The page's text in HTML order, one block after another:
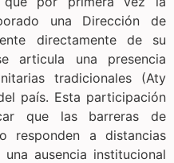
una Dirección de
directamente de su
articula una presencia
tradicionales (Aty
país. Esta participación
que las barreras de
responden a distancias
ausencia institucional